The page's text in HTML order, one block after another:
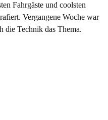
Fahrgäste und coolsten
Vergangene Woche war
die Technik das Thema.